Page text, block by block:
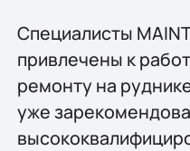
Специалисты
привлечены к
ремонту на
уже